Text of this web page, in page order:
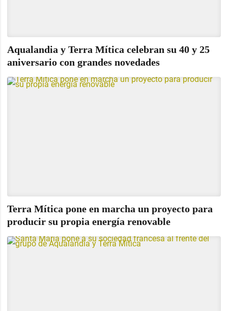
Aqualandia y Terra Mítica celebran su 40 y 25
aniversario con grandes novedades
Terra Mítica pone en marcha un proyecto para
producir su propia energía renovable